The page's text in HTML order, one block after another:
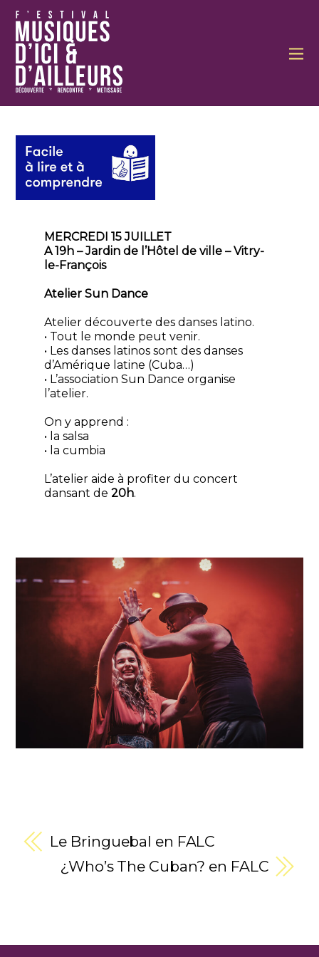
MERCREDI 15 JUILLET
A 19h – Jardin de l’Hôtel de ville – Vitry-
le-François
Atelier Sun Dance
Atelier découverte des danses latino.
• Tout le monde peut venir.
• Les danses latinos sont des danses
d’Amérique latine (Cuba…)
• L’association Sun Dance organise
l’atelier.
On y apprend :
• la salsa
• la cumbia
L’atelier aide à profiter du concert
dansant de20h.
Le Bringuebal en FALC
¿Who’s The Cuban? en FALC